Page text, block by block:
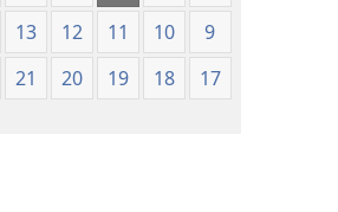
9
10
11
12
13
17
18
19
20
21